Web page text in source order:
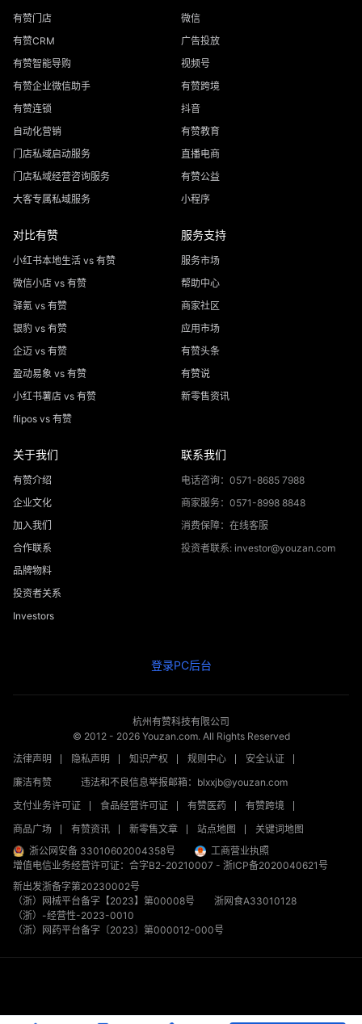
有赞门店
有赞CRM
有赞智能导购
有赞企业微信助手
有赞连锁
自动化营销
门店私域启动服务
门店私域经营咨询服务
大客专属私域服务
微信
广告投放
视频号
有赞跨境
抖音
有赞教育
直播电商
有赞公益
小程序
对比有赞
小红书本地生活 vs 有赞
微信小店 vs 有赞
驿氪 vs 有赞
银豹 vs 有赞
企迈 vs 有赞
盈动易象 vs 有赞
小红书薯店 vs 有赞
flipos vs 有赞
服务支持
服务市场
帮助中心
商家社区
应用市场
有赞头条
有赞说
新零售资讯
关于我们
有赞介绍
企业文化
加入我们
合作联系
品牌物料
投资者关系
Investors
联系我们
电话咨询：0571-8685 7988
商家服务：0571-8998 8848
消费保障：在线客服
投资者联系: investor@youzan.com
登录PC后台
杭州有赞科技有限公司
© 2012 - 2026Youzan.com. All Rights Reserved
法律声明
隐私声明 知识产权 规则中心
安全认证
廉洁有赞
违法和不良信息举报邮箱：blxxjb@youzan.com
支付业务许可证
食品经营许可证 有赞医药
有赞跨境
商品广场
有赞资讯 新零售文章 站点地图
关键词地图
浙公网安备 33010602004358号
工商营业执照
增值电信业务经营许可证：合字B2-20210007 - 浙ICP备2020040621号
新出发浙备字第20230002号
（浙）网械平台备字【2023】第00008号
浙网食A33010128
（浙）-经营性-2023-0010
（浙）网药平台备字〔2023〕第000012-000号